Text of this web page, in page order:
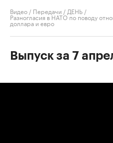
Видео / Передачи / ДЕНЬ /
Разногласия в НАТО по поводу
доллара и евро
Выпуск за 7